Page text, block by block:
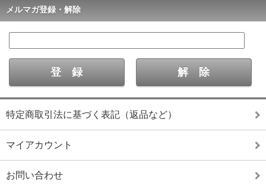
メルマガ登録・解除
特定商取引法に基づく表記（返品など）
マイアカウント
お問い合わせ